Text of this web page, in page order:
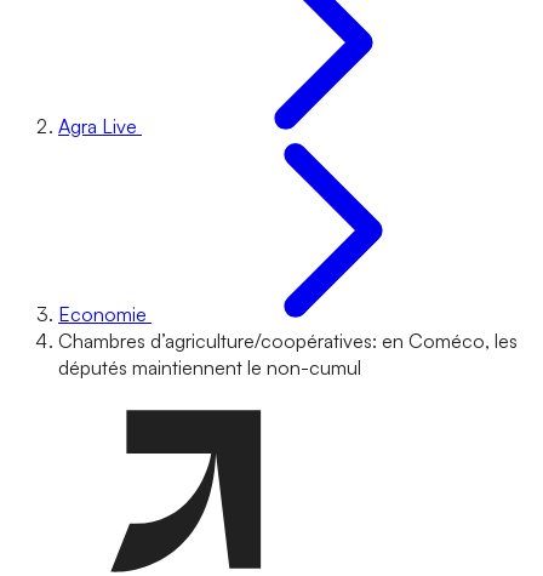
Agra Live
Economie
Chambres d’agriculture/coopératives: en Coméco, les
députés maintiennent le non-cumul